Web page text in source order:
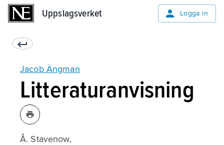
Uppslagsverket Logga in
Jacob Ängman
Litteraturanvisning
Å. Stavenow,